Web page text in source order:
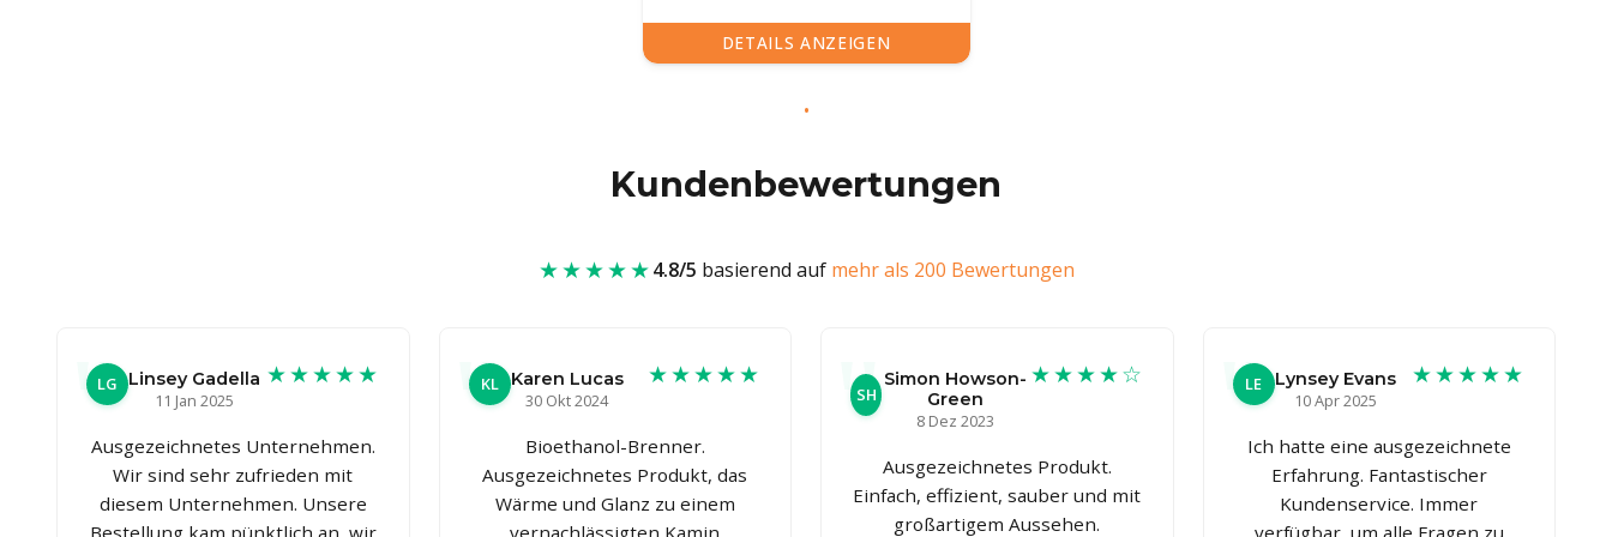
DETAILS ANZEIGEN
Kundenbewertungen
★★★★★4.8/5 basierend auf mehr als 200 Bewertungen
LG
Linsey Gadella
11 Jan 2025
★★★★★
Ausgezeichnetes Unternehmen.
Wir sind sehr zufrieden mit
diesem Unternehmen. Unsere
Bestellung kam pünktlich an, wir
KL Karen Lucas
30 Okt 2024
★★★★★
Bioethanol-Brenner.
Ausgezeichnetes Produkt, das
Wärme und Glanz zu einem
vernachlässigten Kamin
SH
Simon Howson-
Green
8 Dez 2023
★★★★☆
Ausgezeichnetes Produkt.
Einfach, effizient, sauber und mit
großartigem Aussehen.
LE Lynsey Evans
10 Apr 2025
★★★★★
Ich hatte eine ausgezeichnete
Erfahrung. Fantastischer
Kundenservice. Immer
verfügbar, um alle Fragen zu